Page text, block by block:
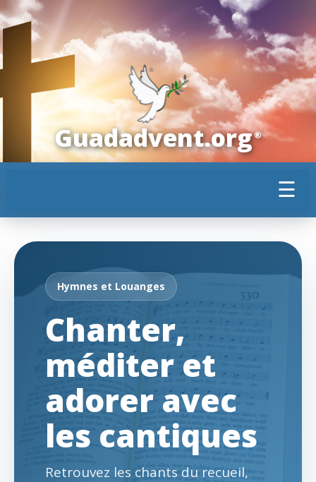
Guadadvent.org®
☰
Hymnes et Louanges
Chanter,
méditer et
adorer avec
les cantiques
Retrouvez les chants du recueil,